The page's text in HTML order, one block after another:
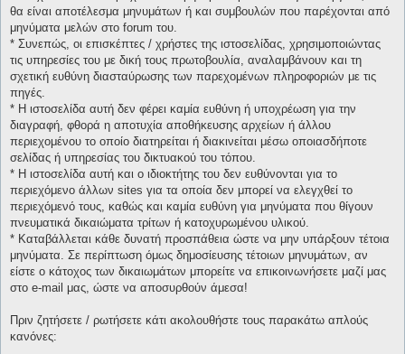
θα είναι αποτέλεσμα μηνυμάτων ή και συμβουλών που παρέχονται από
μηνύματα μελών στο forum του.
* Συνεπώς, οι επισκέπτες / χρήστες της ιστοσελίδας, χρησιμοποιώντας
τις υπηρεσίες του με δική τους πρωτοβουλία, αναλαμβάνουν και τη
σχετική ευθύνη διασταύρωσης των παρεχομένων πληροφοριών με τις
πηγές.
* H ιστοσελίδα αυτή δεν φέρει καμία ευθύνη ή υποχρέωση για την
διαγραφή, φθορά η αποτυχία αποθήκευσης αρχείων ή άλλου
περιεχομένου το οποίο διατηρείται ή διακινείται μέσω οποιασδήποτε
σελίδας ή υπηρεσίας του δικτυακού του τόπου.
* H ιστοσελίδα αυτή και ο ιδιοκτήτης του δεν ευθύνονται για το
περιεχόμενο άλλων sites για τα οποία δεν μπορεί να ελεγχθεί το
περιεχόμενό τους, καθώς και καμία ευθύνη για μηνύματα που θίγουν
πνευματικά δικαιώματα τρίτων ή κατοχυρωμένου υλικού.
* Καταβάλλεται κάθε δυνατή προσπάθεια ώστε να μην υπάρξουν τέτοια
μηνύματα. Σε περίπτωση όμως δημοσίευσης τέτοιων μηνυμάτων, αν
είστε ο κάτοχος των δικαιωμάτων μπορείτε να επικοινωνήσετε μαζί μας
στο e-mail μας, ώστε να αποσυρθούν άμεσα!
Πριν ζητήσετε / ρωτήσετε κάτι ακολουθήστε τους παρακάτω απλούς
κανόνες: